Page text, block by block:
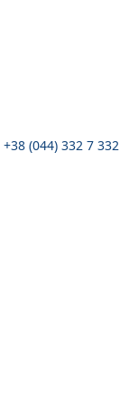
+38 (044) 332 7 332